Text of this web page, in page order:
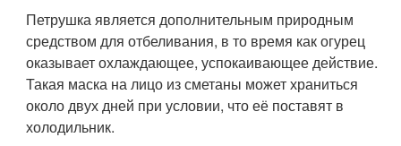
Петрушка является дополнительным природным
средством для отбеливания, в то время как огурец
оказывает охлаждающее, успокаивающее действие.
Такая маска на лицо из сметаны может храниться
около двух дней при условии, что её поставят в
холодильник.